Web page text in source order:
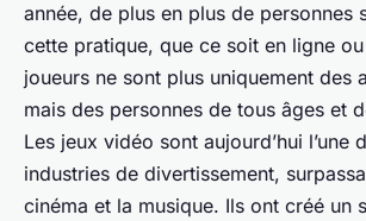
année, de plus en plus de personnes
cette pratique, que ce soit en ligne
joueurs ne sont plus uniquement des
mais des personnes de tous âges et
Les jeux vidéo sont aujourd’hui l’une
industries de divertissement,
cinéma et la musique. Ils ont créé un